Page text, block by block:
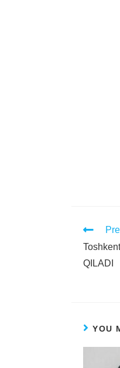
QILADI
YOU